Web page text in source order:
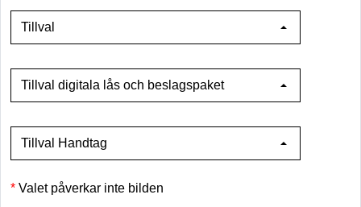
Tillval
Tillval digitala lås och beslagspaket
Tillval Handtag
Valet påverkar inte bilden